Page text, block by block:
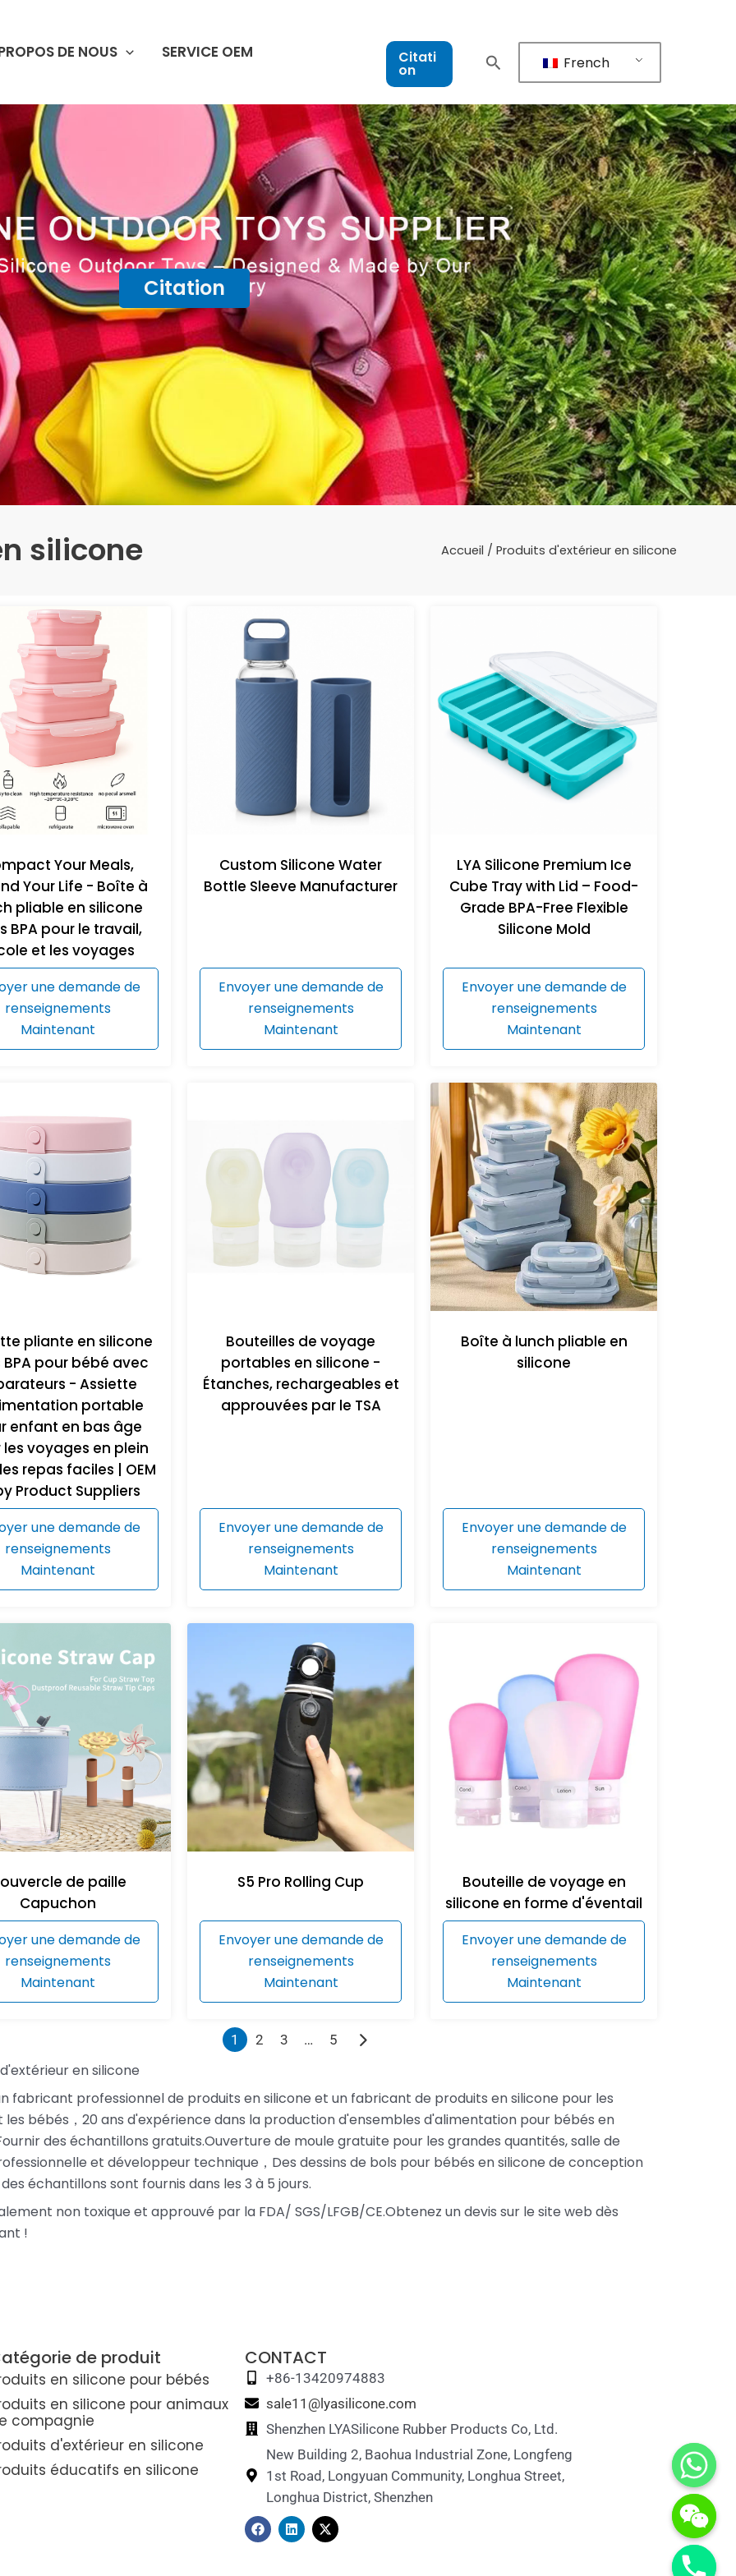
DE NOUS
SERVICE OEM
Citati
on French
Citation
silicone Accueil / Produits d'extérieur en silicone
Your Meals,
Your Life - Boîte à
pliable en silicone
BPA pour le travail,
et les voyages
une demande de
renseignements
Maintenant
Custom Silicone Water
Bottle Sleeve Manufacturer
Envoyer une demande de
renseignements
Maintenant
LYA Silicone Premium Ice
Cube Tray with Lid – Food-
Grade BPA-Free Flexible
Silicone Mold
Envoyer une demande de
renseignements
Maintenant
pliante en silicone
BPA pour bébé avec
- Assiette
portable
enfant en bas âge
les voyages en plein
repas faciles | OEM
Product Suppliers
une demande de
renseignements
Maintenant
Bouteilles de voyage
portables en silicone -
Étanches, rechargeables et
approuvées par le TSA
Envoyer une demande de
renseignements
Maintenant
Boîte à lunch pliable en
silicone
Envoyer une demande de
renseignements
Maintenant
de paille
Capuchon
une demande de
renseignements
Maintenant
S5 Pro Rolling Cup
Envoyer une demande de
renseignements
Maintenant
Bouteille de voyage en
silicone en forme d'éventail
Envoyer une demande de
renseignements
Maintenant
1 2 3 … 5
en silicone
fabricant professionnel de produits en silicone et un fabricant de produits en silicone pour les
les bébés，20 ans d'expérience dans la production d'ensembles d'alimentation pour bébés en
des échantillons gratuits.Ouverture de moule gratuite pour les grandes quantités, salle de
et développeur technique，Des dessins de bols pour bébés en silicone de conception
échantillons sont fournis dans les 3 à 5 jours.
non toxique et approuvé par la FDA/ SGS/LFGB/CE.Obtenez un devis sur le site web dès
!
de produit
en silicone pour bébés
en silicone pour animaux
compagnie
d'extérieur en silicone
éducatifs en silicone
CONTACT
+86-13420974883
sale11@lyasilicone.com
Shenzhen LYASilicone Rubber Products Co, Ltd.
New Building 2, Baohua Industrial Zone, Longfeng
1st Road, Longyuan Community, Longhua Street,
Longhua District, Shenzhen
F
a
c
L
i
n
X
-
t